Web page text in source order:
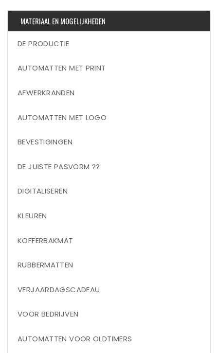
MATERIAAL EN MOGELIJKHEDEN
DE PRODUCTIE
AUTOMATTEN MET PRINT
AFWERKRANDEN
AUTOMATTEN MET LOGO
BEVESTIGINGEN
DE JUISTE PASVORM ??
DIGITALISEREN
KLEUREN
KOFFERBAKMAT
RUBBERMATTEN
VERJAARDAGSCADEAU
VOOR BEDRIJVEN
AUTOMATTEN VOOR OLDTIMERS